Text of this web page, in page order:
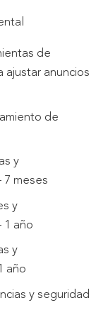
de
ajustar anuncios
de
y
meses
y
1 año
y
año
y seguridad